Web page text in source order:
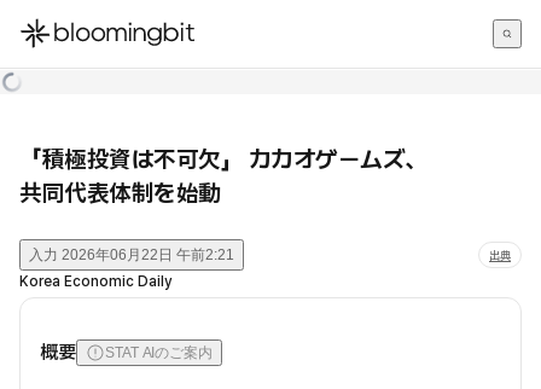
한국어
「積極投資は不可欠」 カカオゲームズ、
共同代表体制を始動
入力 2026年06月22日 午前2:21 出典
Korea Economic Daily
概要 STAT AIのご案内